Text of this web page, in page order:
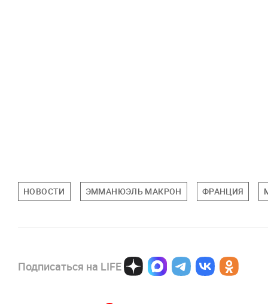
НОВОСТИ ЭММАНЮЭЛЬ МАКРОН ФРАНЦИЯ
Подписаться на LIFE